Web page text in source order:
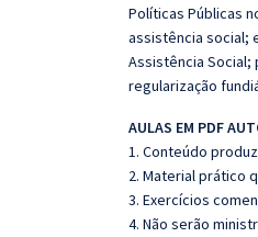
Políticas Públicas
assistência social;
Assistência Social;
regularização
AULAS EM PDF
1. Conteúdo
2. Material prático
3. Exercícios
4. Não serão